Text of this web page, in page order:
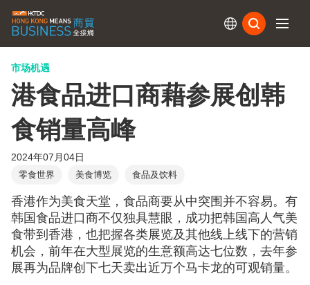
市场机遇
港食品进口商藉参展创韩
食销量高峰
2024年07月04日
零食世界 美食博览 食品及饮料
香港作为美食天堂，食品商要从中突围并不容易。有
韩国食品进口商不仅独具慧眼，成功把韩国高人气美
食带到香港，也把握各类展览及其他线上线下的营销
机会，前年在大型展览的生意额高达七位数，去年参
展再为品牌创下七天卖出近万个马卡龙的可观销量。